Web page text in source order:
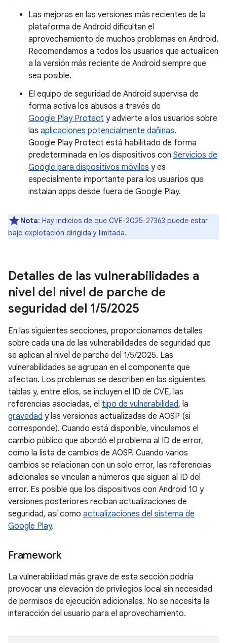
Las mejoras en las versiones más recientes de la
plataforma de Android dificultan el
aprovechamiento de muchos problemas en Android.
Recomendamos a todos los usuarios que actualicen
a la versión más reciente de Android siempre que
sea posible.
El equipo de seguridad de Android supervisa de
forma activa los abusos a través de
Google Play Protect y advierte a los usuarios sobre
las aplicaciones potencialmente dañinas.
Google Play Protect está habilitado de forma
predeterminada en los dispositivos con Servicios de
Google para dispositivos móviles y es
especialmente importante para los usuarios que
instalan apps desde fuera de Google Play.
Nota: Hay indicios de que CVE-2025-27363 puede estar
bajo explotación dirigida y limitada.
Detalles de las vulnerabilidades a
nivel del nivel de parche de
seguridad del 1/5/2025
En las siguientes secciones, proporcionamos detalles
sobre cada una de las vulnerabilidades de seguridad que
se aplican al nivel de parche del 1/5/2025. Las
vulnerabilidades se agrupan en el componente que
afectan. Los problemas se describen en las siguientes
tablas y, entre ellos, se incluyen el ID de CVE, las
referencias asociadas, el tipo de vulnerabilidad, la
gravedad y las versiones actualizadas de AOSP (si
corresponde). Cuando está disponible, vinculamos el
cambio público que abordó el problema al ID de error,
como la lista de cambios de AOSP. Cuando varios
cambios se relacionan con un solo error, las referencias
adicionales se vinculan a números que siguen al ID del
error. Es posible que los dispositivos con Android 10 y
versiones posteriores reciban actualizaciones de
seguridad, así como actualizaciones del sistema de
Google Play.
Framework
La vulnerabilidad más grave de esta sección podría
provocar una elevación de privilegios local sin necesidad
de permisos de ejecución adicionales. No se necesita la
interacción del usuario para el aprovechamiento.